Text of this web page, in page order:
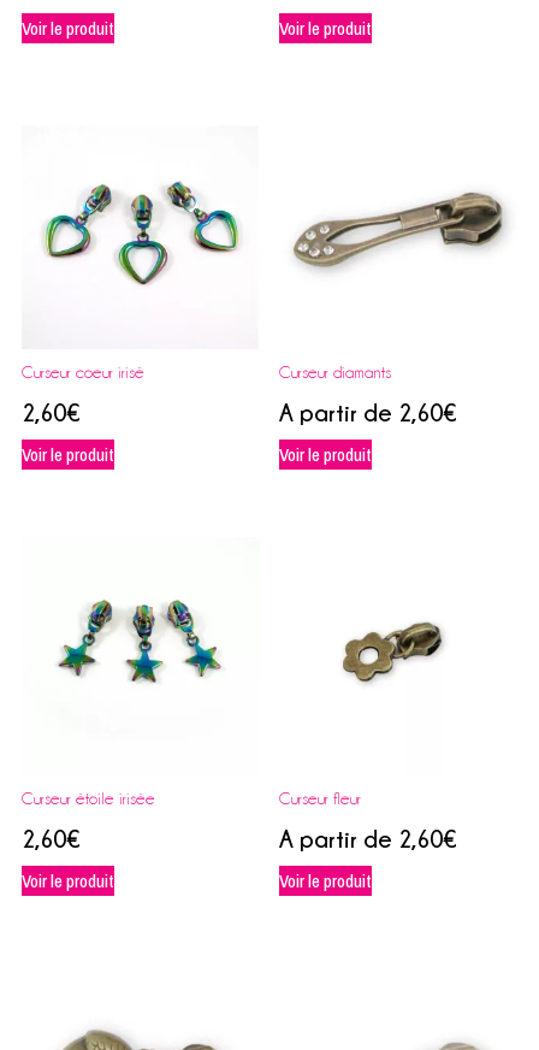
Voir le produit
Voir le produit
Curseur coeur irisé
2,60€
Voir le produit
Curseur diamants
A partir de 2,60€
Voir le produit
Curseur étoile irisée
2,60€
Voir le produit
Curseur fleur
A partir de 2,60€
Voir le produit